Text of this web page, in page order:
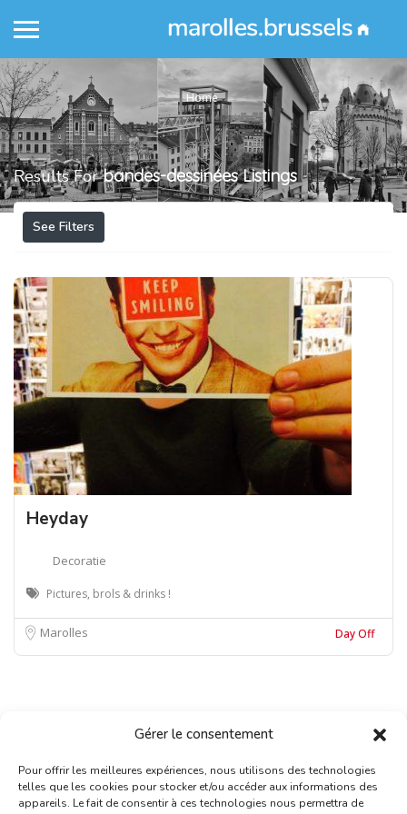
Gérer le consentement
Pour offrir les meilleures expériences, nous utilisons des technologies
telles que les cookies pour stocker et/ou accéder aux informations des
appareils. Le fait de consentir à ces technologies nous permettra de
Home
Results Forbandes-dessinées Listings
See Filters
Heyday
Decoratie
Pictures, brols & drinks !
Marolles Day Off